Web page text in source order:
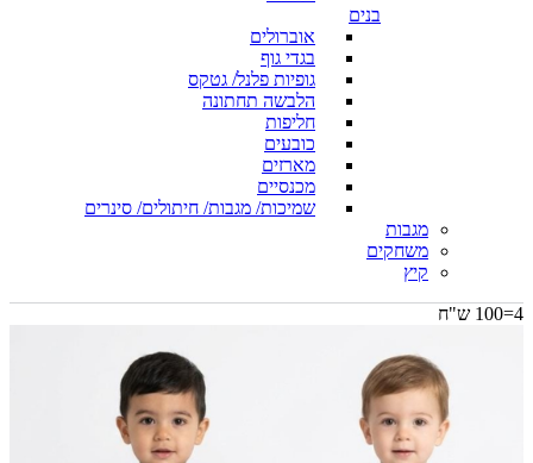
בנים
אוברולים
בגדי גוף
גופיות פלנל/ גטקס
הלבשה תחתונה
חליפות
כובעים
מארזים
מכנסיים
שמיכות/ מגבות/ חיתולים/ סינרים
מגבות
משחקים
קיץ
4=100 ש"ח